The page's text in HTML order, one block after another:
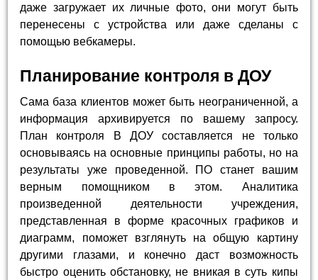
даже загружает их личные фото, они могут быть
перенесены с устройства или даже сделаны с
помощью вебкамеры.
Планирование контроля в ДОУ
Сама база клиентов может быть неограниченной, а
информация архивируется по вашему запросу.
План контроля В ДОУ составляется не только
основываясь на основные принципы работы, но на
результаты уже проведенной. ПО станет вашим
верным помощником в этом. Аналитика
произведенной деятельности учреждения,
представленная в форме красочных графиков и
диаграмм, поможет взглянуть на общую картину
другими глазами, и конечно даст возможность
быстро оценить обстановку, не вникая в суть кипы